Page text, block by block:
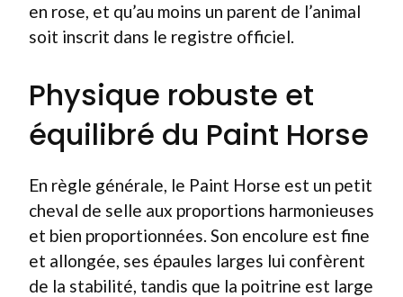
en rose, et qu’au moins un parent de l’animal
soit inscrit dans le registre officiel.
Physique robuste et
équilibré du Paint Horse
En règle générale, le Paint Horse est un petit
cheval de selle aux proportions harmonieuses
et bien proportionnées. Son encolure est fine
et allongée, ses épaules larges lui confèrent
de la stabilité, tandis que la poitrine est large